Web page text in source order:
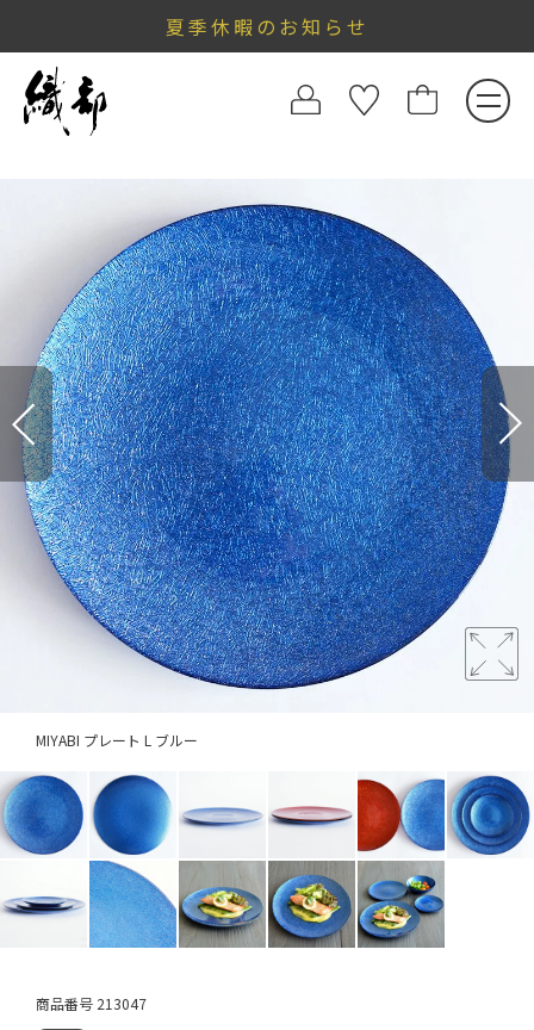
夏季休暇のお知らせ
MIYABI プレート L ブルー
商品番号 213047